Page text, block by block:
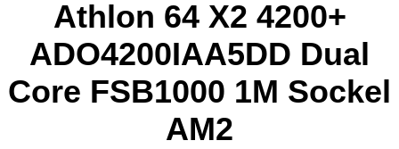
Athlon 64 X2 4200+
ADO4200IAA5DD Dual
Core FSB1000 1M Sockel
AM2